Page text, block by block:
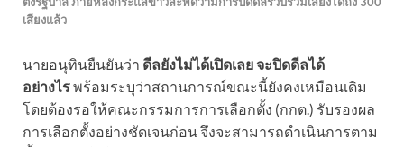
เสียงแล้ว
นายอนุทินยืนยันว่า ดีลยังไม่ได้เปิดเลย จะปิดดีลได้
อย่างไรพร้อมระบุว่าสถานการณ์ขณะนี้ยังคงเหมือนเดิม
โดยต้องรอให้คณะกรรมการการเลือกตั้ง (กกต.) รับรองผล
การเลือกตั้งอย่างชัดเจนก่อน จึงจะสามารถดำเนินการตาม